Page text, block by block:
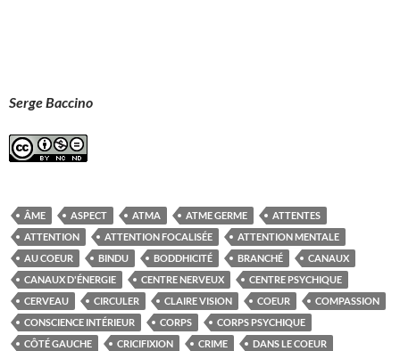
Serge Baccino
ÂME ASPECT ATMA ATME GERME
ATTENTES
ATTENTION
ATTENTION FOCALISÉE
ATTENTION MENTALE
AU COEUR
BINDU BODDHICITÉ BRANCHÉ
CANAUX
CANAUX D'ÉNERGIE
CENTRE NERVEUX
CENTRE PSYCHIQUE
CERVEAU
CIRCULER CLAIRE VISION COEUR
COMPASSION
CONSCIENCE INTÉRIEUR
CORPS
CORPS PSYCHIQUE
CÔTÉ GAUCHE
CRICIFIXION CRIME
DANS LE COEUR